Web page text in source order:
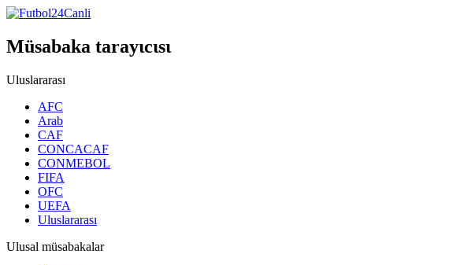
Müsabaka tarayιcιsι
Uluslararası
AFC
Arab
CAF
CONCACAF
CONMEBOL
FIFA
OFC
UEFA
Uluslararası
Ulusal müsabakalar